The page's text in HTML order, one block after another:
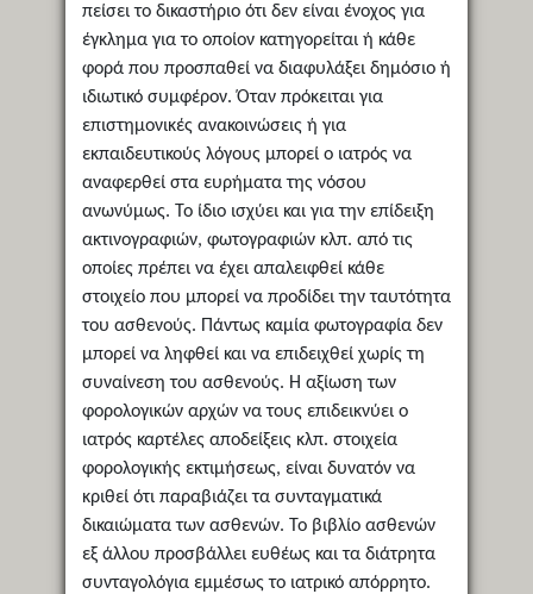
πείσει το δικαστήριο ότι δεν είναι ένοχος για
έγκλημα για το οποίον κατηγορείται ή κάθε
φορά που προσπαθεί να διαφυλάξει δημόσιο ή
ιδιωτικό συμφέρον. Όταν πρόκειται για
επιστημονικές ανακοινώσεις ή για
εκπαιδευτικούς λόγους μπορεί ο ιατρός να
αναφερθεί στα ευρήματα της νόσου
ανωνύμως. Το ίδιο ισχύει και για την επίδειξη
ακτινογραφιών, φωτογραφιών κλπ. από τις
οποίες πρέπει να έχει απαλειφθεί κάθε
στοιχείο που μπορεί να προδίδει την ταυτότητα
του ασθενούς. Πάντως καμία φωτογραφία δεν
μπορεί να ληφθεί και να επιδειχθεί χωρίς τη
συναίνεση του ασθενούς. Η αξίωση των
φορολογικών αρχών να τους επιδεικνύει ο
ιατρός καρτέλες αποδείξεις κλπ. στοιχεία
φορολογικής εκτιμήσεως, είναι δυνατόν να
κριθεί ότι παραβιάζει τα συνταγματικά
δικαιώματα των ασθενών. Το βιβλίο ασθενών
εξ άλλου προσβάλλει ευθέως και τα διάτρητα
συνταγολόγια εμμέσως το ιατρικό απόρρητο.